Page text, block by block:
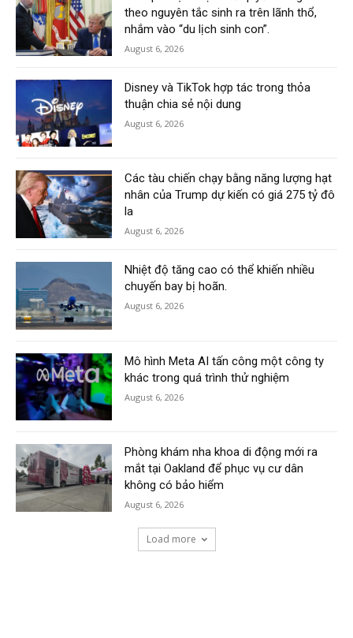
theo nguyên tắc sinh ra trên lãnh thổ,
nhắm vào “du lịch sinh con”.
August 6, 2026
Disney và TikTok hợp tác trong thỏa
thuận chia sẻ nội dung
August 6, 2026
Các tàu chiến chạy bằng năng lượng hạt
nhân của Trump dự kiến có giá 275 tỷ đô
la
August 6, 2026
Nhiệt độ tăng cao có thể khiến nhiều
chuyến bay bị hoãn.
August 6, 2026
Mô hình Meta AI tấn công một công ty
khác trong quá trình thử nghiệm
August 6, 2026
Phòng khám nha khoa di động mới ra
mắt tại Oakland để phục vụ cư dân
không có bảo hiểm
August 6, 2026
Load more